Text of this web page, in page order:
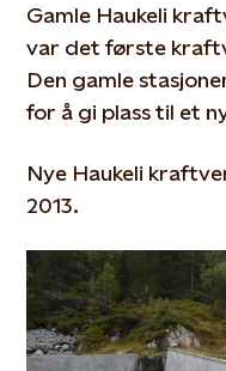
Gamle Haukeli
var det første
Den gamle
for å gi plass til et
Nye Haukeli
2013.